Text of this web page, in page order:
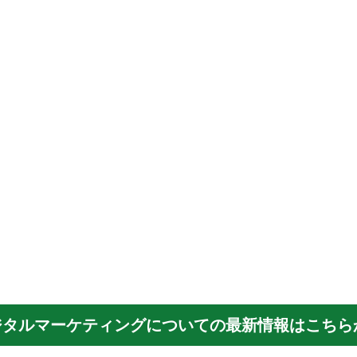
ルマーケティングについての最新情報はこち